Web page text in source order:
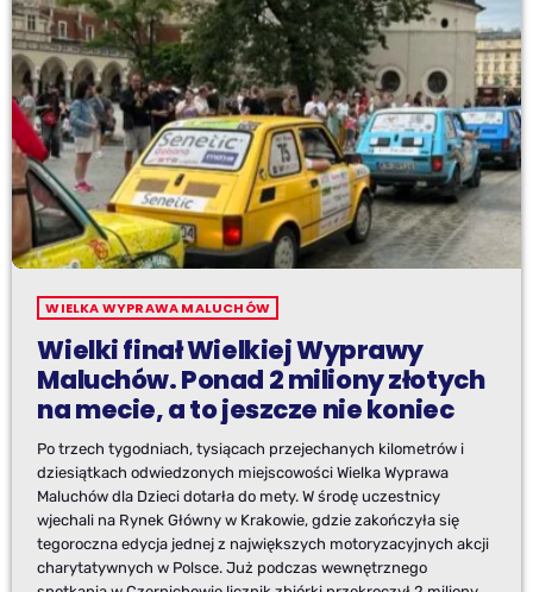
WIELKA WYPRAWA MALUCHÓW
Wielki finał Wielkiej Wyprawy
Maluchów. Ponad 2 miliony złotych
na mecie, a to jeszcze nie koniec
Po trzech tygodniach, tysiącach przejechanych kilometrów i
dziesiątkach odwiedzonych miejscowości Wielka Wyprawa
Maluchów dla Dzieci dotarła do mety. W środę uczestnicy
wjechali na Rynek Główny w Krakowie, gdzie zakończyła się
tegoroczna edycja jednej z największych motoryzacyjnych akcji
charytatywnych w Polsce. Już podczas wewnętrznego